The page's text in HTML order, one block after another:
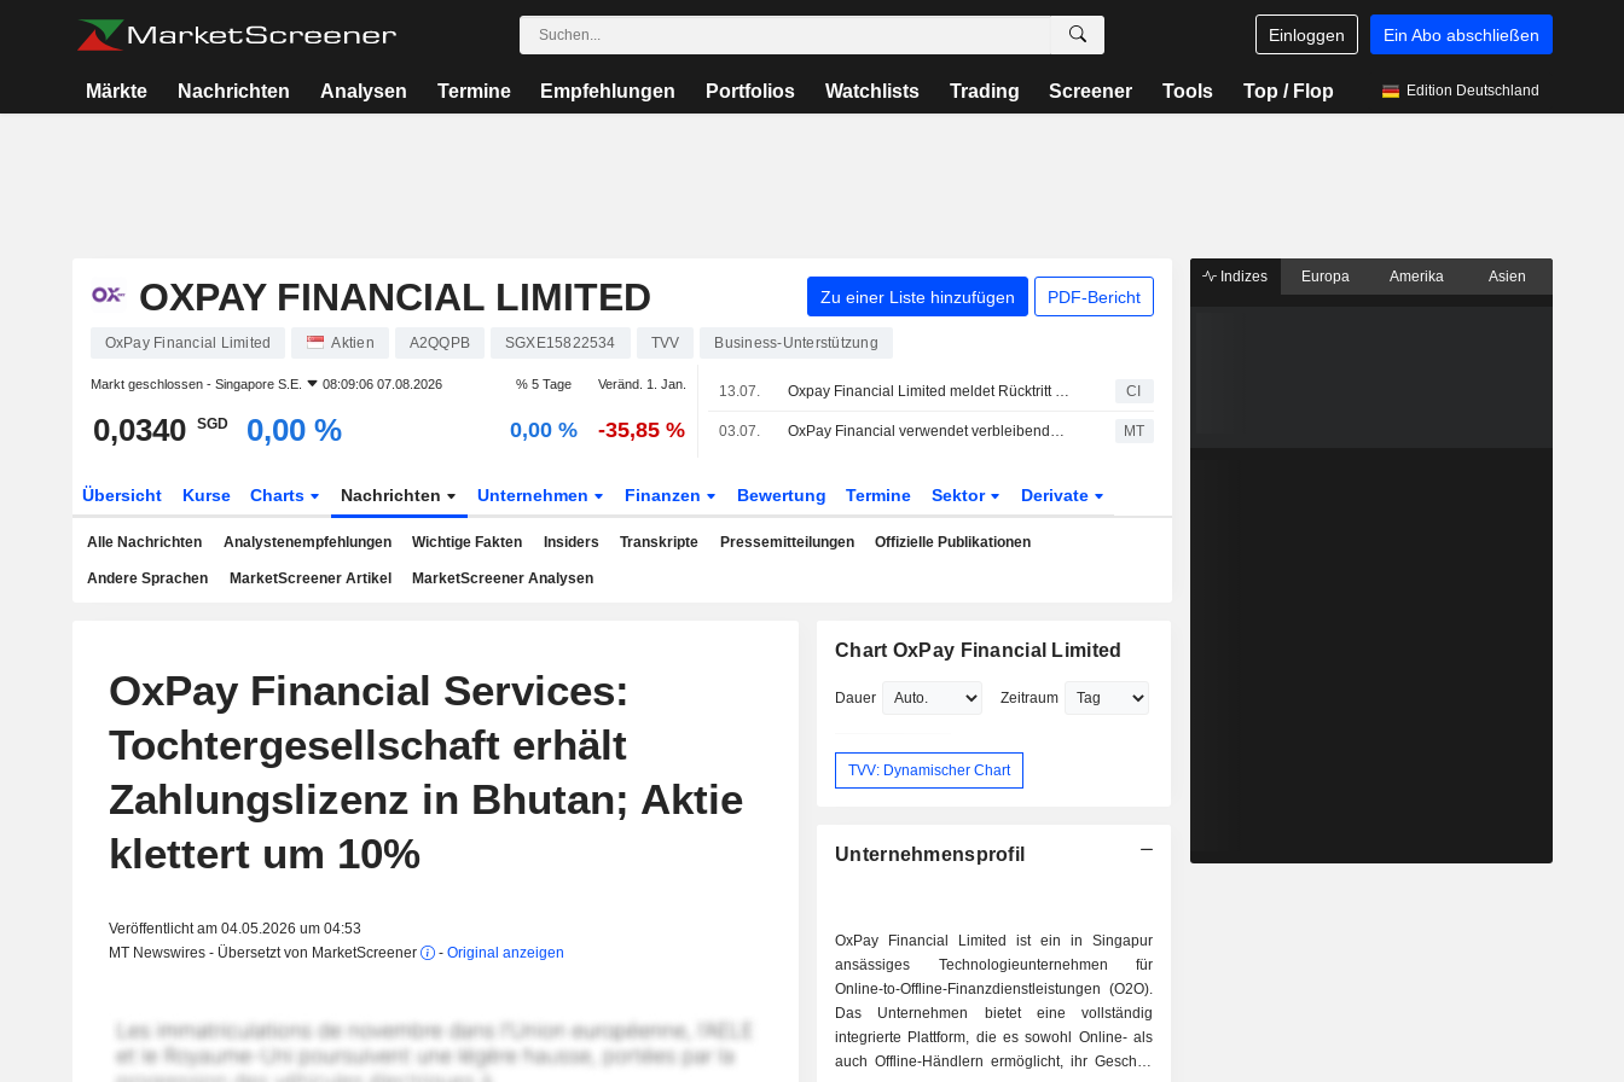
Einloggen Ein Abo abschließen
Märkte Nachrichten Analysen Termine Empfehlungen Portfolios Watchlists Trading Screener Tools Top / Flop Edition Deutschland
OXPAY FINANCIAL LIMITED Zu einer Liste hinzufügen PDF-Bericht
OxPay Financial Limited Aktien A2QQPB SGXE15822534 TVV Business-Unterstützung
Markt geschlossen - Singapore S.E. 08:09:06 07.08.2026 % 5 Tage Veränd. 1. Jan.
0,0340 SGD 0,00 % 0,00 % -35,85 %
13.07. Oxpay Financial Limited meldet Rücktritt von Yee Kee Shian, Leon als nicht geschäftsführender unabhängiger Verwaltungsrat, Vorsitzender des Nominierungsausschusses sowie Mitglied des Prüfungs- und des Vergütungsausschusses CI
03.07. OxPay Financial verwendet verbleibenden Emissionserlös vollständig MT
Übersicht Kurse Charts Nachrichten Unternehmen Finanzen Bewertung Termine Sektor Derivate
Alle Nachrichten Analystenempfehlungen Wichtige Fakten Insiders Transkripte Pressemitteilungen Offizielle Publikationen
Andere Sprachen MarketScreener Artikel MarketScreener Analysen
OxPay Financial Services:
Tochtergesellschaft erhält
Zahlungslizenz in Bhutan; Aktie
klettert um 10%
Veröffentlicht am 04.05.2026 um 04:53
MT Newswires - Übersetzt von MarketScreener
- Original anzeigen
Chart OxPay Financial Limited
Dauer Zeitraum
TVV: Dynamischer Chart
Unternehmensprofil
OxPay Financial Limited ist ein in Singapur
ansässiges Technologieunternehmen für
Online-to-Offline-Finanzdienstleistungen (O2O).
Das Unternehmen bietet eine vollständig
integrierte Plattform, die es sowohl Online- als
auch Offline-Händlern ermöglicht, ihr Geschäft
Indizes Europa Amerika Asien